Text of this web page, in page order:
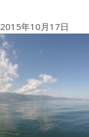
2015年10月17日